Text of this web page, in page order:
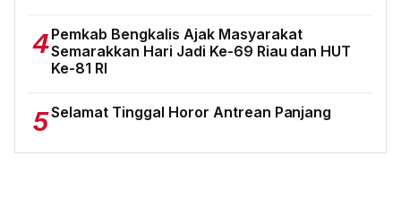
4Pemkab Bengkalis Ajak Masyarakat
Semarakkan Hari Jadi Ke-69 Riau dan HUT
Ke-81 RI
5Selamat Tinggal Horor Antrean Panjang